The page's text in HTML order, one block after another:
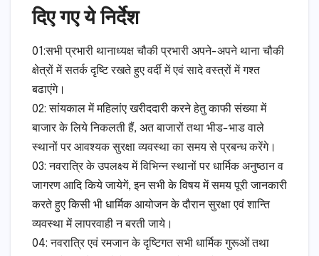
दिए गए ये निर्देश
01:सभी प्रभारी थानाध्यक्ष चौकी प्रभारी अपने-अपने थाना चौकी
क्षेत्रों में सतर्क दृष्टि रखते हुए वर्दी में एवं सादे वस्त्रों में गश्त
बढाएंगे।
02: सांयकाल में महिलांए खरीददारी करने हेतु काफी संख्या में
बाजार के लिये निकलती हैं, अत बाजारों तथा भीड-भाड वाले
स्थानों पर आवश्यक सुरक्षा व्यवस्था का समय से प्रबन्ध करेंगे।
03: नवरात्रि के उपलक्ष्य में विभिन्न स्थानों पर धार्मिक अनुष्ठान व
जागरण आदि किये जायेगें, इन सभी के विषय में समय पूरी जानकारी
करते हुए किसी भी धार्मिक आयोजन के दौरान सुरक्षा एवं शान्ति
व्यवस्था में लापरवाही न बरती जाये।
04: नवरात्रि एवं रमजान के दृष्टिगत सभी धार्मिक गुरूओं तथा